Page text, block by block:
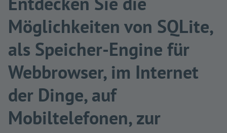
Möglichkeiten von SQLite,
als Speicher-Engine für
Webbrowser, im Internet
der Dinge, auf
Mobiltelefonen, zur